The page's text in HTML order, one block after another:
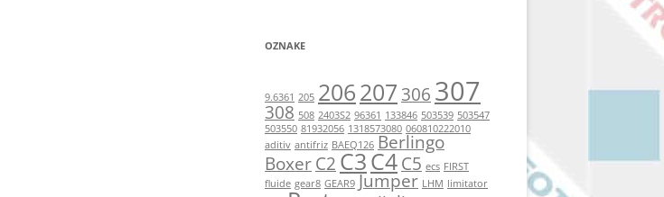
OZNAKE
9.6361 205 206207 306 307
308 508 2403S2 96361 133846 503539 503547
503550 81932056 1318573080 060810222010
aditiv antifriz BAEQ126 Berlingo
BoxerC2 C3C4C5 ecs FIRST
fluide gear8 GEAR9 Jumper LHM limitator